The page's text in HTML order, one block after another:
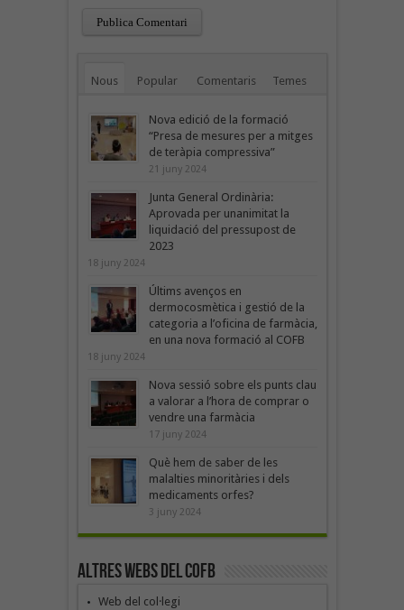
Nous Popular Comentaris Temes
Nova edició de la formació
“Presa de mesures per a mitges
de teràpia compressiva”
21 juny 2024
Junta General Ordinària:
Aprovada per unanimitat la
liquidació del pressupost de
2023
18 juny 2024
Últims avenços en
dermocosmètica i gestió de la
categoria a l’oficina de farmàcia,
en una nova formació al COFB
18 juny 2024
Nova sessió sobre els punts clau
a valorar a l’hora de comprar o
vendre una farmàcia
17 juny 2024
Què hem de saber de les
malalties minoritàries i dels
medicaments orfes?
3 juny 2024
Altres webs del COFB
Web del col·legi